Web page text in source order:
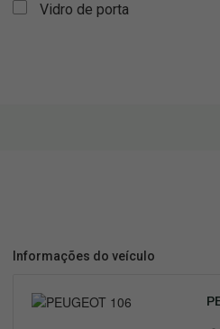
Vidro de porta
Informações do veículo